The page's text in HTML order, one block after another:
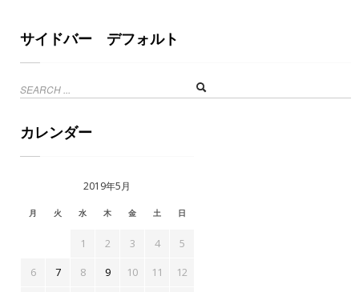
サイドバー デフォルト
カレンダー
2019年5月
月 火 水 木 金 土 日
1 2 3 4
5
6
7 8 9 10 11
12